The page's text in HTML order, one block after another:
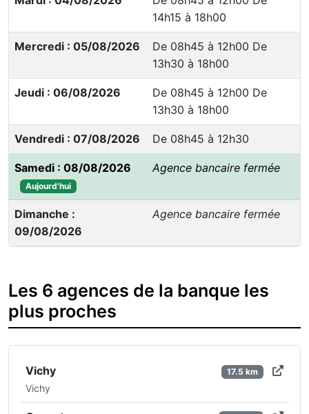
14h15 à 18h00
Mercredi : 05/08/2026
De 08h45 à 12h00 De
13h30 à 18h00
Jeudi : 06/08/2026
De 08h45 à 12h00 De
13h30 à 18h00
Vendredi : 07/08/2026 De 08h45 à 12h30
Samedi : 08/08/2026
Aujourd'hui
Agence bancaire fermée
Dimanche :
09/08/2026
Agence bancaire fermée
Les 6 agences de la banque les
plus proches
Vichy
Vichy
17.5 km